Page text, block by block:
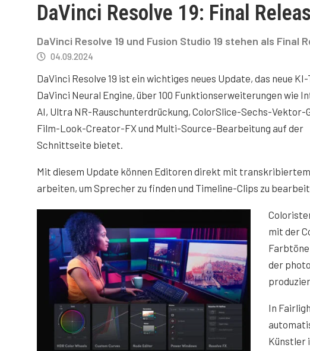
DaVinci Resolve 19: Final
DaVinci Resolve 19 und Fusion Studio 19 stehen als Final
04.09.2024
DaVinci Resolve 19 ist ein wichtiges neues Update, das neue
DaVinci Neural Engine, über 100 Funktionserweiterungen wie
AI, Ultra NR-Rauschunterdrückung, ColorSlice-Sechs-Vektor-
Film-Look-Creator-FX und Multi-Source-Bearbeitung auf der
Schnittseite bietet.
Mit diesem Update können Editoren direkt mit transkribiertem
arbeiten, um Sprecher zu finden und Timeline-Clips zu
mit der
der
In
Künstler